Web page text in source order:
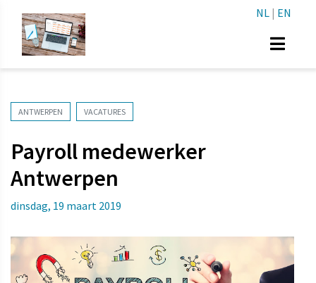
NL | EN
ANTWERPEN VACATURES
Payroll medewerker
Antwerpen
dinsdag, 19 maart 2019